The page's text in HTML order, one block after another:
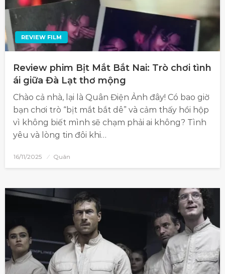
REVIEW FILM
Review phim Bịt Mắt Bắt Nai: Trò chơi tình
ái giữa Đà Lạt thơ mộng
Chào cả nhà, lại là Quân Điện Ảnh đây! Có bao giờ
bạn chơi trò “bịt mắt bắt dê” và cảm thấy hồi hộp
vì không biết mình sẽ chạm phải ai không? Tình
yêu và lòng tin đôi khi…
16/11/2025 Quân